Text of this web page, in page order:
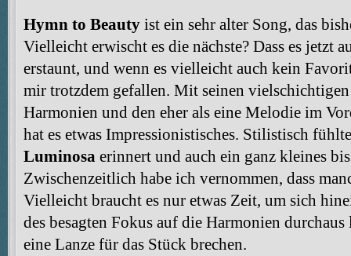
Hymn to Beauty ist ein sehr alter Song, das
Vielleicht erwischt es die nächste? Dass es jetzt
erstaunt, und wenn es vielleicht auch kein
mir trotzdem gefallen. Mit seinen
Harmonien und den eher als eine Melodie im
hat es etwas Impressionistisches. Stilistisch
Luminosa erinnert und auch ein ganz kleines
Zwischenzeitlich habe ich vernommen, dass
Vielleicht braucht es nur etwas Zeit, um sich
des besagten Fokus auf die Harmonien
eine Lanze für das Stück brechen.